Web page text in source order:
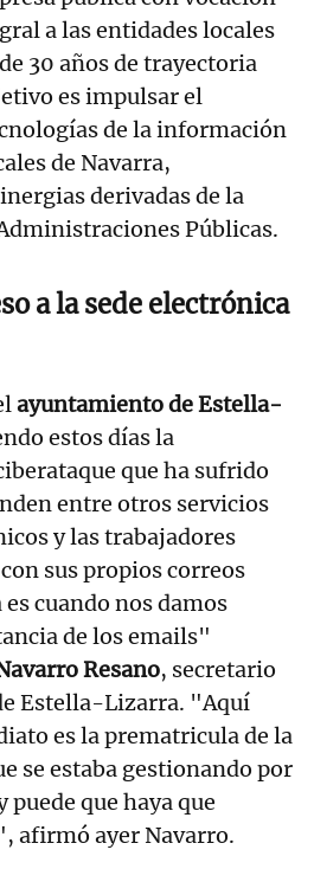
a las entidades locales
30 años de trayectoria
es impulsar el
de la información
de Navarra,
derivadas de la
Públicas.
a la sede electrónica
ayuntamiento de Estella-
estos días la
que ha sufrido
entre otros servicios
y las trabajadores
sus propios correos
cuando nos damos
de los emails"
Resano, secretario
Estella-Lizarra. "Aquí
es la prematricula de la
se estaba gestionando por
que haya que
afirmó ayer Navarro.